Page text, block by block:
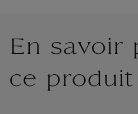
En savoir
ce produit